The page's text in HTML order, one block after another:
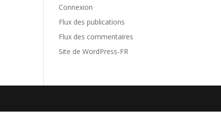
Connexion
Flux des publications
Flux des commentaires
Site de WordPress-FR